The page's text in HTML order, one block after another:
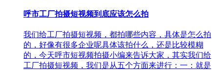
呼市工厂拍摄短视频到底应该怎么拍
我们给工厂拍摄短视频，都拍哪些内容，具体是怎么拍
的，好像有很多企业呢具体该拍什么，还是比较模糊
的，今天呼市短视频拍摄小编来告诉大家，其实我们给
工厂拍摄短视频，我们是从五个方面来进行：一：就是